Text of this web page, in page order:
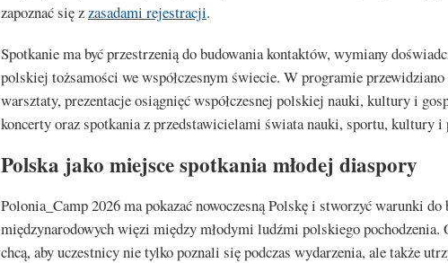
zapoznać się zzasadami rejestracji.
Spotkanie ma być przestrzenią do budowania kontaktów, wymiany
polskiej tożsamości we współczesnym świecie. W programie
warsztaty, prezentacje osiągnięć współczesnej polskiej nauki, kultury i
koncerty oraz spotkania z przedstawicielami świata nauki, sportu, kultury
Polska jako miejsce spotkania młodej diaspory
Polonia_Camp 2026 ma pokazać nowoczesną Polskę i stworzyć warunki do
międzynarodowych więzi między młodymi ludźmi polskiego pochodzenia.
chcą, aby uczestnicy nie tylko poznali się podczas wydarzenia, ale także